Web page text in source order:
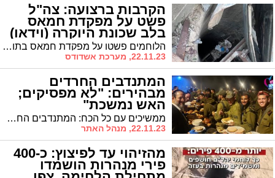
הקרבות ברצועה: צה"ל
פשט על מפקדת חמאס
בלב שכונת היוקרה (וידאו)
הלוחמים פשטו על מפקדת חמאס בתוך שכונת יוקרה בצפון רצועת עזה בה מתגוררים בכירי הארגון. הכוחות ביצעו פשיטה משוריינת על המוצב ואיתרו בו מספר פירים, בניהם פיר אסטרטגי רחב בעומק 50 מטרים ורוחב של 7 מטרים
22.11.23, מערכת אשדודס
המתנדבים החרדים
מבהירים: "לא מפסיקים;
האש נמשכת"
ממשיכים עם כל הכח: המתנדבים החרדים, שיוצאים מידי ערב לפנק את החיילים, מבהירים כי הפסקת האש לא צפויה להשפיע על הפעילות. "כל עוד החיילים זקוקים לנו, אנו פה"
22.11.23, מנהל האתר
מהזיהוי עד לפיצוץ: כ-400
פירי מנהרות הושמדו